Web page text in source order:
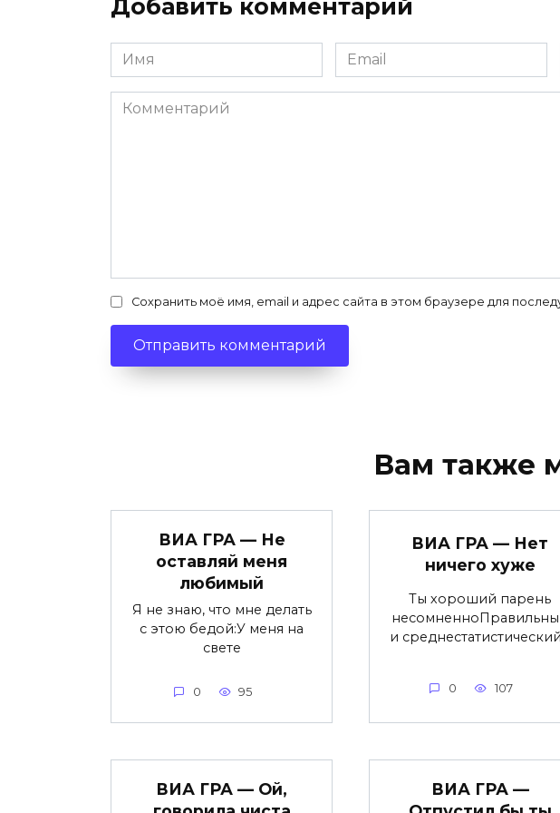
Добавить комментарий
Имя
*
Email
*
Комментарий
Сохранить моё имя, email и адрес сайта в этом браузере для
Вам также
ВИА ГРА — Не
оставляй меня
любимый
Я не знаю, что мне делать
с этою бедой:У меня на
свете
0 95
ВИА ГРА — Нет
ничего хуже
Ты хороший парень
и
0 107
ВИА ГРА — Ой,
ВИА ГРА —